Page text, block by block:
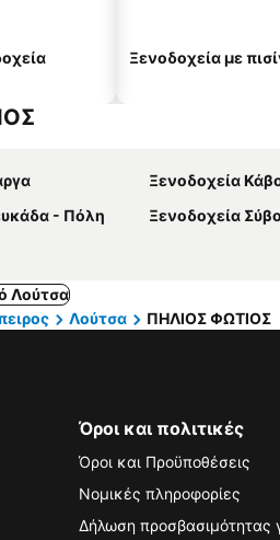
Ξενοδοχεία με
Ξενοδοχεία
- Πόλη Ξενοδοχεία
Λούτσα
Λούτσα ΠΗΛΙΟΣ ΦΩΤΙΟΣ
Όροι και πολιτικές
Όροι και Προϋποθέσεις
Νομικές πληροφορίες
Δήλωση προσβασιμότητας